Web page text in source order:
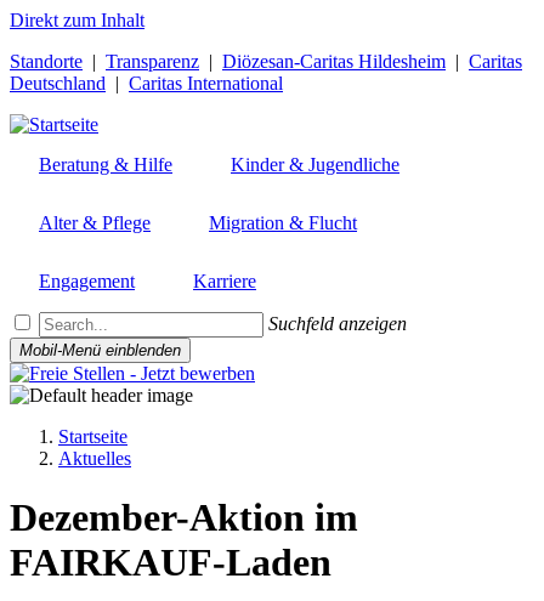
Direkt zum Inhalt
Standorte | Transparenz | Diözesan-Caritas Hildesheim | Caritas
Deutschland | Caritas International
Beratung & Hilfe Kinder & Jugendliche
Alter & Pflege Migration & Flucht
Engagement Karriere
Suchfeld anzeigen
Mobil-Menü einblenden
Pfadnavigation
Startseite
Aktuelles
Dezember-Aktion im
FAIRKAUF-Laden